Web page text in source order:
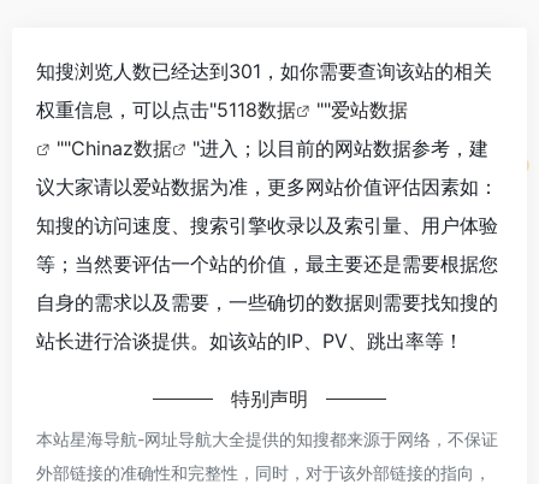
知搜浏览人数已经达到301，如你需要查询该站的相关
权重信息，可以点击"5118数据 ""爱站数据
""Chinaz数据
"进入；以目前的网站数据参考，建
议大家请以爱站数据为准，更多网站价值评估因素如：
知搜的访问速度、搜索引擎收录以及索引量、用户体验
等；当然要评估一个站的价值，最主要还是需要根据您
自身的需求以及需要，一些确切的数据则需要找知搜的
站长进行洽谈提供。如该站的IP、PV、跳出率等！
特别声明
本站星海导航-网址导航大全提供的知搜都来源于网络，不保证
外部链接的准确性和完整性，同时，对于该外部链接的指向，